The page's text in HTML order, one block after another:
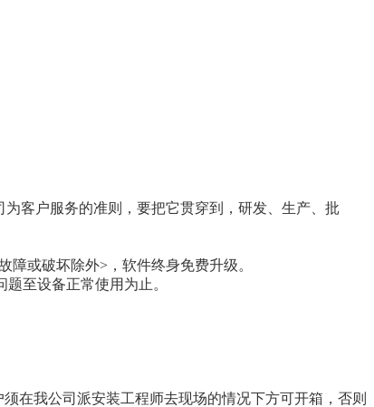
客户服务的准则，要把它贯穿到，研发、生产、批
或破坏除外>，软件终身免费升级。
至设备正常使用为止。
在我公司派安装工程师去现场的情况下方可开箱，否则